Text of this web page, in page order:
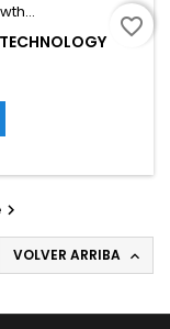
favorite_border

VOLVER ARRIBA 